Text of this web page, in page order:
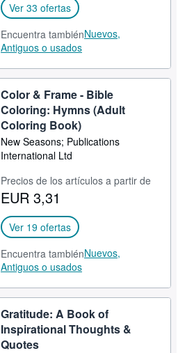
Ver 33 ofertas
Encuentra tambiénNuevos,
Antiguos o usados
Color & Frame - Bible
Coloring: Hymns (Adult
Coloring Book)
New Seasons; Publications
International Ltd
Precios de los artículos a partir de
EUR 3,31
Ver 19 ofertas
Encuentra tambiénNuevos,
Antiguos o usados
Gratitude: A Book of
Inspirational Thoughts &
Quotes